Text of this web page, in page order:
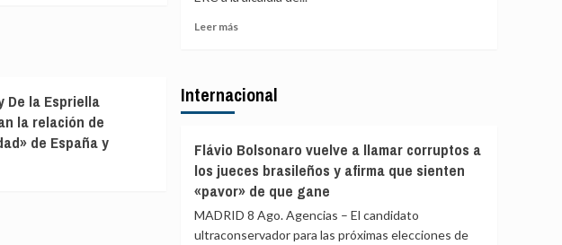
De la Espriella
la relación de
de España y
Italia
Leer másLeer
excandidato
en
expedientado
deja
el
Internacional
Flávio Bolsonaro vuelve a llamar corruptos a
los jueces brasileños y afirma que sienten
«pavor» de que gane
MADRID 8 Ago. Agencias – El candidato
ultraconservador para las próximas elecciones de